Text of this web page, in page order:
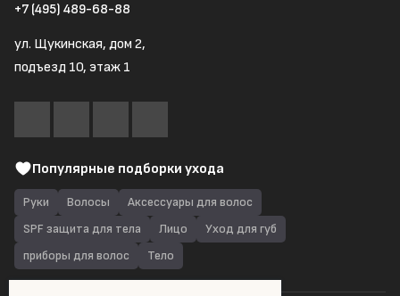
+7 (495) 489-68-88
ул. Щукинская, дом 2,
подъезд 10, этаж 1
Популярные подборки ухода
Руки Волосы
Аксессуары для волос
SPF защита для тела
Лицо
Уход для губ
приборы для волос
Тело